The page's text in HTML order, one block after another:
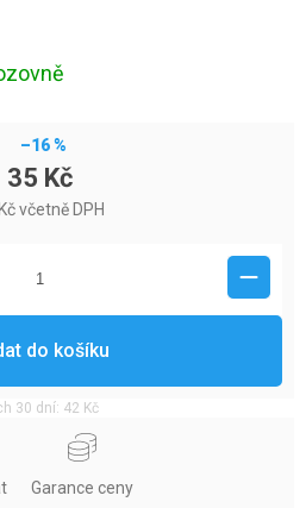
–16 %
35 Kč
včetně DPH
do košíku
30 dní: 42 Kč
Garance ceny